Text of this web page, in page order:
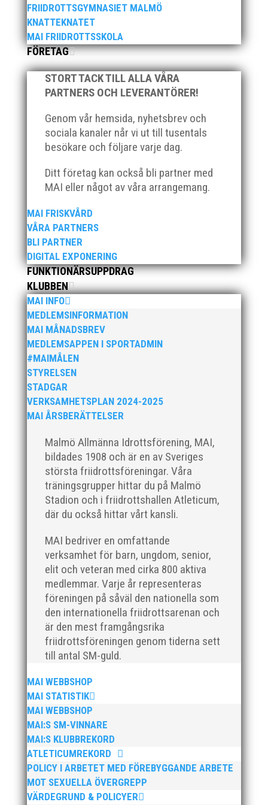
FRIIDROTTSGYMNASIET MALMÖ
KNATTEKNATET
MAI FRIIDROTTSSKOLA
FÖRETAG
STORT TACK TILL ALLA VÅRA
PARTNERS OCH LEVERANTÖRER!
Genom vår hemsida, nyhetsbrev och
sociala kanaler når vi ut till tusentals
besökare och följare varje dag.
Ditt företag kan också bli partner med
MAI eller något av våra arrangemang.
MAI FRISKVÅRD
VÅRA PARTNERS
BLI PARTNER
DIGITAL EXPONERING
FUNKTIONÄRSUPPDRAG
KLUBBEN
MAI INFO
MEDLEMSINFORMATION
MAI MÅNADSBREV
MEDLEMSAPPEN I SPORTADMIN
#MAIMÅLEN
STYRELSEN
STADGAR
VERKSAMHETSPLAN 2024-2025
MAI ÅRSBERÄTTELSER
Malmö Allmänna Idrottsförening, MAI,
bildades 1908 och är en av Sveriges
största friidrottsföreningar. Våra
träningsgrupper hittar du på Malmö
Stadion och i friidrottshallen Atleticum,
där du också hittar vårt kansli.
MAI bedriver en omfattande
verksamhet för barn, ungdom, senior,
elit och veteran med cirka 800 aktiva
medlemmar. Varje år representeras
föreningen på såväl den nationella som
den internationella friidrottsarenan och
är den mest framgångsrika
friidrottsföreningen genom tiderna sett
till antal SM-guld.
MAI WEBBSHOP
MAI STATISTIK
MAI WEBBSHOP
MAI:S SM-VINNARE
MAI:S KLUBBREKORD
ATLETICUMREKORD
POLICY I ARBETET MED FÖREBYGGANDE ARBETE
MOT SEXUELLA ÖVERGREPP
VÄRDEGRUND & POLICYER
2025 innebar något av ett internationellt genombrott
för MAI:s kulstötare Wictor Petersson. Året gav
svenskt rekord, EM-silver inomhus, dessutom sexa på
VM inomhus och elva på VM ute i somras. Och en
stark tro på framtiden efter några motiga år när inte
så mycket hänt...
När Friidrottssverige samlades för fest gick en av
utmärkelserna till MAI och Kalvinknatet – Lasses
skötebarn i alla år. MAI-delegationen fick ta emot
priset ”Årets pulshöjare”, och bland annat fanns
ordförande Fredrik Wennolf på plats för att ta emot
hyllningarna. –...
Som traditionen bjuder så var vi ett helt gäng löpare
från MAI RUNNERS som sprang det mysiga
Sylvesterloppet på självaste nyårsafton. Formen är
enkel, ett eller två varv runt Pildammsparken (2,7 km
respektive 5,4 kilometer), med tidtagning på de fem
främsta i varje...
Klubbchef – Malmö Allmänna Idrottsförening (MAI)
Vill du vara med och skapa glädje, gemenskap och
utveckling i en av Sveriges största
friidrottsföreningar? Malmö Allmänna Idrottsförening
– MAI – söker en engagerad, strategisk,
relationsbyggande och affärsinriktad...
För mig har Lasse betytt oerhört mycket på flera
plan. På 80- och 90-talet, då jag själv var aktiv, var